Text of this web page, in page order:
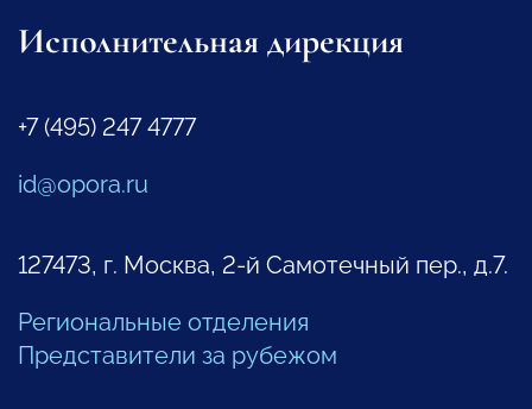
Исполнительная дирекция
+7 (495) 247 4777
id@opora.ru
127473, г. Москва, 2-й Самотечный пер., д.7.
Региональные отделения
Представители за рубежом